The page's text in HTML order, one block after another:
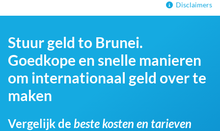
Disclaimers
Stuur geld to Brunei.
Goedkope en snelle manieren
om internationaal geld over te
maken
Vergelijk de beste kosten en tarieven